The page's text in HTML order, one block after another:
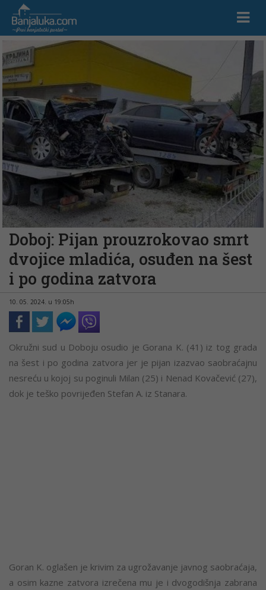
Doboj: Pijan prouzrokovao smrt
dvojice mladića, osuđen na šest
i po godina zatvora
10. 05. 2024. u 19:05h
Okružni sud u Doboju osudio je Gorana K. (41) iz tog grada
na šest i po godina zatvora jer je pijan izazvao saobraćajnu
nesreću u kojoj su poginuli Milan (25) i Nenad Kovačević (27),
dok je teško povrijeđen Stefan A. iz Stanara.
Goran K. oglašen je krivim za ugrožavanje javnog saobraćaja,
a osim kazne zatvora izrečena mu je i dvogodišnja zabrana